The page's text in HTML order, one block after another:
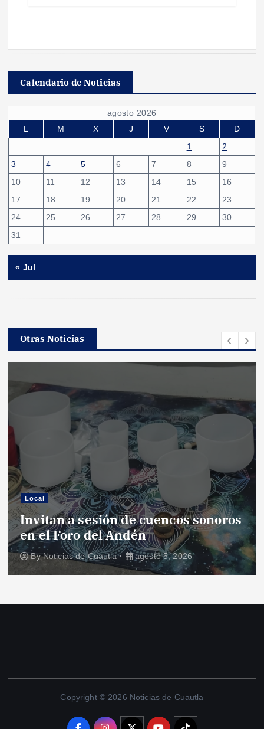
Calendario de Noticias
agosto 2026
L
M X J V S
D
1
2
3
4 5 6 7 8
9
10
11 12 13 14 15
16
17
18 19 20 21 22
23
24
25 26 27 28 29
30
31
« Jul
Otras Noticias
Local
Invitan a sesión de cuencos sonoros
en el Foro del Andén
ByNoticias de Cuautla agosto 5, 2026
Copyright © 2026 Noticias de Cuautla